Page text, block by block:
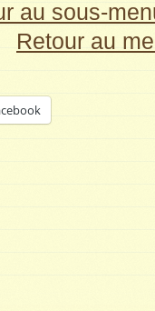
au sous-
Retour au